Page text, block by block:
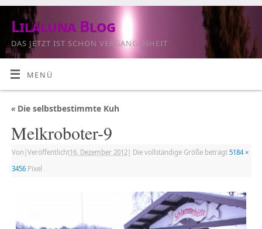
Lilaluna Blog
DAS JETZT IST SCHON VERGANGENHEIT
MENÜ
«Die selbstbestimmte Kuh
Melkroboter-9
Von Veröffentlicht16. Dezember 2012| Die vollständige Größe beträgt 5184 ×
3456Pixel